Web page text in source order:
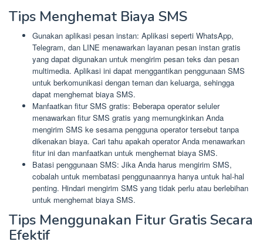
Tips Menghemat Biaya SMS
Gunakan aplikasi pesan instan: Aplikasi seperti WhatsApp,
Telegram, dan LINE menawarkan layanan pesan instan gratis
yang dapat digunakan untuk mengirim pesan teks dan pesan
multimedia. Aplikasi ini dapat menggantikan penggunaan SMS
untuk berkomunikasi dengan teman dan keluarga, sehingga
dapat menghemat biaya SMS.
Manfaatkan fitur SMS gratis: Beberapa operator seluler
menawarkan fitur SMS gratis yang memungkinkan Anda
mengirim SMS ke sesama pengguna operator tersebut tanpa
dikenakan biaya. Cari tahu apakah operator Anda menawarkan
fitur ini dan manfaatkan untuk menghemat biaya SMS.
Batasi penggunaan SMS: Jika Anda harus mengirim SMS,
cobalah untuk membatasi penggunaannya hanya untuk hal-hal
penting. Hindari mengirim SMS yang tidak perlu atau berlebihan
untuk menghemat biaya SMS.
Tips Menggunakan Fitur Gratis Secara
Efektif